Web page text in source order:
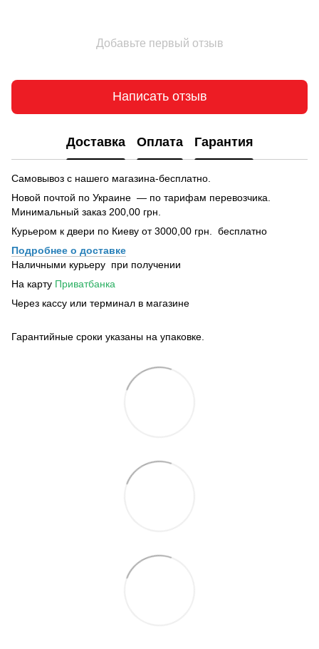
Добавьте первый отзыв
Написать отзыв
Доставка Оплата Гарантия
Самовывоз с нашего магазина-бесплатно.
Новой почтой по Украине — по тарифам перевозчика.
Минимальный заказ 200,00 грн.
Курьером к двери по Киеву от 3000,00 грн. бесплатно
Подробнее о доставке
Наличными курьеру при получении
На карту Приватбанка
Через кассу или терминал в магазине
Гарантийные сроки указаны на упаковке.